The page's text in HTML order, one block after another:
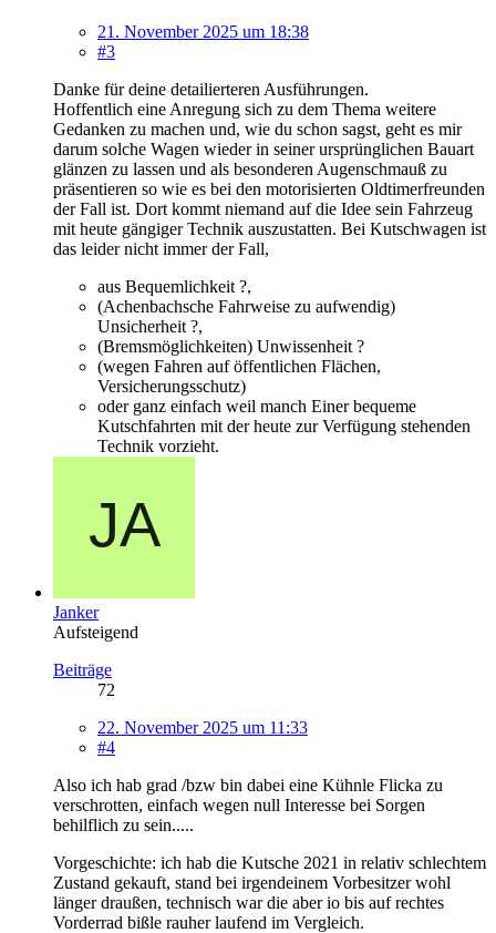
21. November 2025 um 18:38
#3
Danke für deine detailierteren Ausführungen.
Hoffentlich eine Anregung sich zu dem Thema weitere
Gedanken zu machen und, wie du schon sagst, geht es mir
darum solche Wagen wieder in seiner ursprünglichen Bauart
glänzen zu lassen und als besonderen Augenschmauß zu
präsentieren so wie es bei den motorisierten Oldtimerfreunden
der Fall ist. Dort kommt niemand auf die Idee sein Fahrzeug
mit heute gängiger Technik auszustatten. Bei Kutschwagen ist
das leider nicht immer der Fall,
aus Bequemlichkeit ?,
(Achenbachsche Fahrweise zu aufwendig)
Unsicherheit ?,
(Bremsmöglichkeiten) Unwissenheit ?
(wegen Fahren auf öffentlichen Flächen,
Versicherungsschutz)
oder ganz einfach weil manch Einer bequeme
Kutschfahrten mit der heute zur Verfügung stehenden
Technik vorzieht.
Janker
Aufsteigend
Beiträge
72
22. November 2025 um 11:33
#4
Also ich hab grad /bzw bin dabei eine Kühnle Flicka zu
verschrotten, einfach wegen null Interesse bei Sorgen
behilflich zu sein.....
Vorgeschichte: ich hab die Kutsche 2021 in relativ schlechtem
Zustand gekauft, stand bei irgendeinem Vorbesitzer wohl
länger draußen, technisch war die aber io bis auf rechtes
Vorderrad bißle rauher laufend im Vergleich.